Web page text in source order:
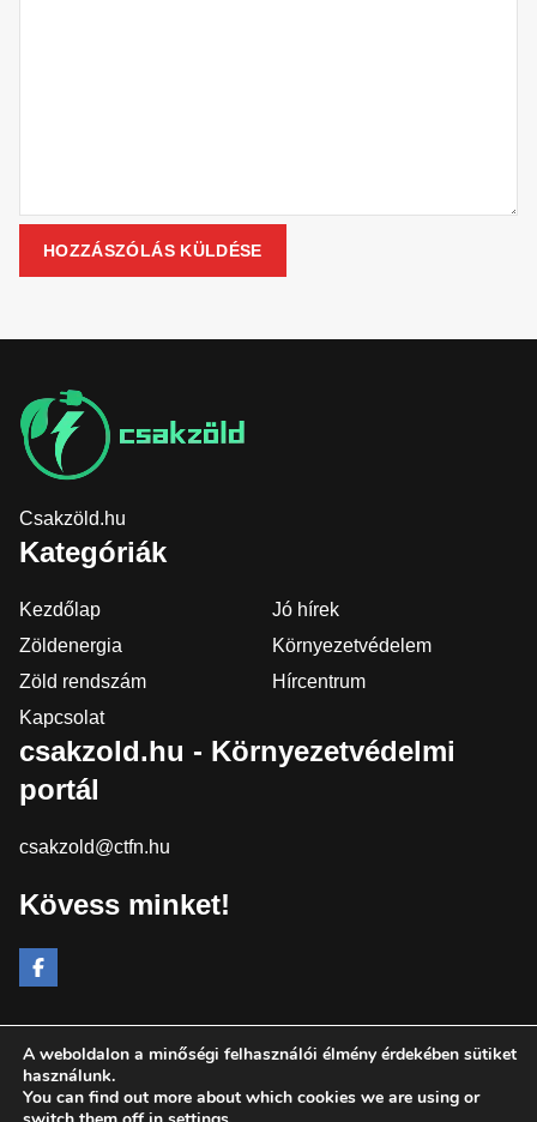
Csakzöld.hu
Kategóriák
Kezdőlap
Jó hírek
Zöldenergia
Környezetvédelem
Zöld rendszám
Hírcentrum
Kapcsolat
csakzold.hu - Környezetvédelmi
portál
csakzold@ctfn.hu
Kövess minket!
Copyright © 2024 csakzold.hu. Minden jog fenntartva.
Általános Szerződési Feltételek
A weboldalon a minőségi felhasználói élmény érdekében sütiket
használunk.
You can find out more about which cookies we are using or